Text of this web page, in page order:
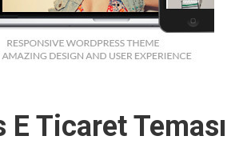
Ticaret Teması